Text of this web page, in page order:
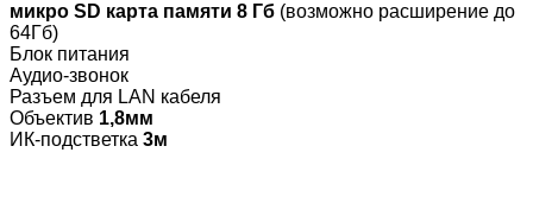
микро SD карта памяти 8 Гб (возможно расширение до
64Гб)
Блок питания
Аудио-звонок
Разъем для LAN кабеля
Объектив 1,8мм
ИК-подстветка 3м